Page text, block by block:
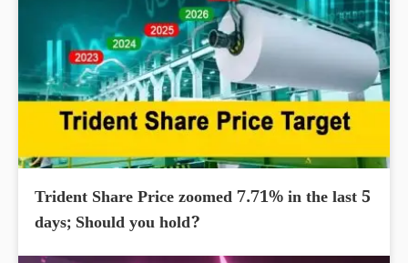
Trident Share Price zoomed 7.71% in the last 5
days; Should you hold?